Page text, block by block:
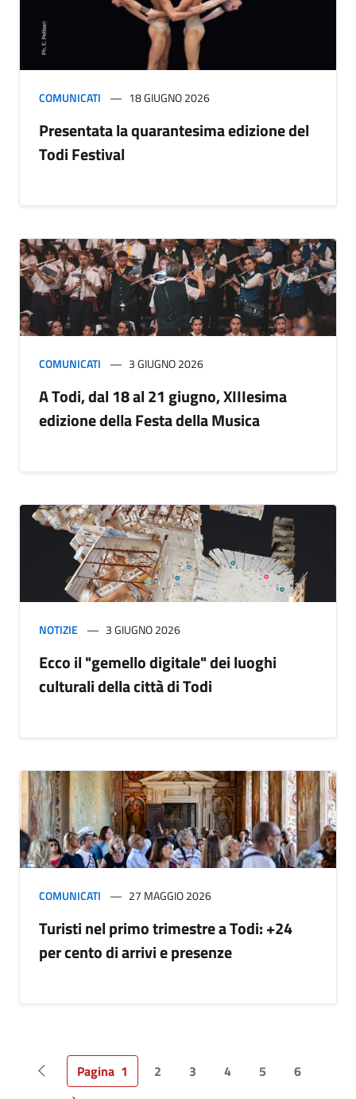
COMUNICATI 18 GIUGNO 2026
Presentata la quarantesima edizione del
Todi Festival
COMUNICATI 3 GIUGNO 2026
A Todi, dal 18 al 21 giugno, XIIIesima
edizione della Festa della Musica
NOTIZIE 3 GIUGNO 2026
Ecco il "gemello digitale" dei luoghi
culturali della città di Todi
COMUNICATI 27 MAGGIO 2026
Turisti nel primo trimestre a Todi: +24
per cento di arrivi e presenze
Pagina precedente
Pagina 1 2 3 4 5
6